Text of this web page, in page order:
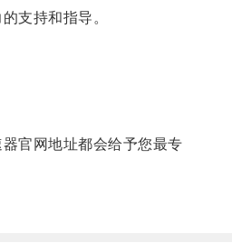
支持和指导。
官网地址都会给予您最专